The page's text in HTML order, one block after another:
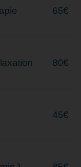
65€
80€
45€